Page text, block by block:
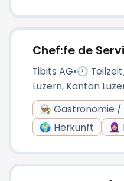
Chef:fe de
Tibits AG•🕗
Luzern, Kanton
👨🏽‍🍳 Gastronomie
🌍 Herkunft